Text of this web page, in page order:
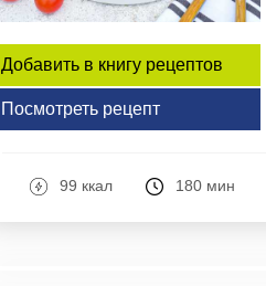
Добавить в книгу рецептов
Посмотреть рецепт
99 ккал 180 мин